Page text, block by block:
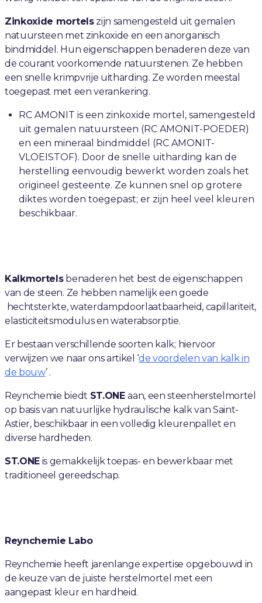
Zinkoxide mortelszijn samengesteld uit gemalen
natuursteen met zinkoxide en een anorganisch
bindmiddel. Hun eigenschappen benaderen deze van
de courant voorkomende natuurstenen. Ze hebben
een snelle krimpvrije uitharding. Ze worden meestal
toegepast met een verankering.
RC AMONIT is een zinkoxide mortel, samengesteld
uit gemalen natuursteen (RC AMONIT-POEDER)
en een mineraal bindmiddel (RC AMONIT-
VLOEISTOF). Door de snelle uitharding kan de
herstelling eenvoudig bewerkt worden zoals het
origineel gesteente. Ze kunnen snel op grotere
diktes worden toegepast; er zijn heel veel kleuren
beschikbaar.
Kalkmortelsbenaderen het best de eigenschappen
van de steen. Ze hebben namelijk een goede
hechtsterkte, waterdampdoorlaatbaarheid, capillariteit,
elasticiteitsmodulus en waterabsorptie.
Er bestaan verschillende soorten kalk; hiervoor
verwijzen we naar ons artikel ‘de voordelen van kalk in
de bouw’ .
Reynchemie biedt ST.ONEaan, een steenherstelmortel
op basis van natuurlijke hydraulische kalk van Saint-
Astier, beschikbaar in een volledig kleurenpallet en
diverse hardheden.
ST.ONE is gemakkelijk toepas- en bewerkbaar met
traditioneel gereedschap.
Reynchemie Labo
Reynchemie heeft jarenlange expertise opgebouwd in
de keuze van de juiste herstelmortel met een
aangepast kleur en hardheid.